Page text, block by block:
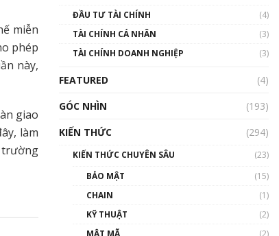
miễn
phép
này,
giao
làm
uptrend trong năm 2023? |
Phổ cập Blockchain
00:02:14
Nhìn lại năm 2022: Những
nhân vật ảnh hưởng nhất
hệ sinh thái tiền mã hoá |
ĐẦU TƯ TÀI CHÍNH
(4)
TÀI CHÍNH CÁ NHÂN
(3)
TÀI CHÍNH DOANH NGHIỆP
(3)
FEATURED
(4)
GÓC NHÌN
(193)
KIẾN THỨC
(294)
KIẾN THỨC CHUYÊN SÂU
(23)
BẢO MẬT
(15)
CHAIN
(1)
KỸ THUẬT
(2)